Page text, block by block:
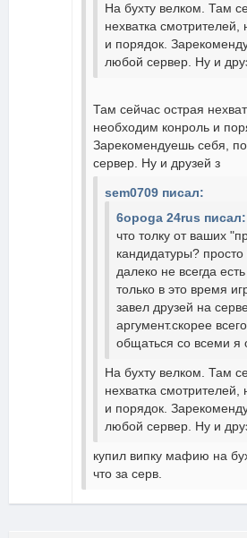
На бухту велком. Там
нехватка
и порядок.
любой сервер. Ну и
Там сейчас острая
необходим конроль и
Зарекомендуешь себя,
сервер. Ну и друзей з
sem0709 писал:
6opoga 24rus писал:
что толку от ваших
кандидатуры?
далеко не всегда
только в это время
завел друзей на
аргумент.скорее
общаться со всеми я
На бухту велком. Там
нехватка
и порядок.
любой сервер. Ну и
купил випку мафию на
что за серв.